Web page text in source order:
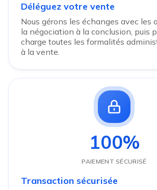
Déléguez votre vente
Nous gérons les échanges avec les
la négociation à la conclusion, puis
charge toutes les formalités
à la vente.
100%
PAIEMENT SÉCURISÉ
Transaction sécurisée